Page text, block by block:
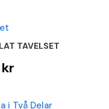
TAVELSET